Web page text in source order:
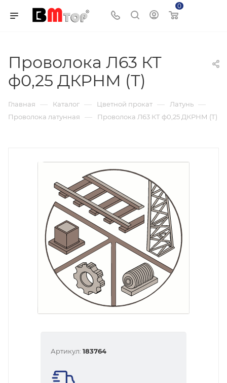
0
Проволока Л63 КТ
ф0,25 ДКРНМ (Т)
Главная — Каталог — Цветной прокат — Латунь —
Проволока латунная — Проволока Л63 КТ ф0,25 ДКРНМ (Т)
Артикул: 183764